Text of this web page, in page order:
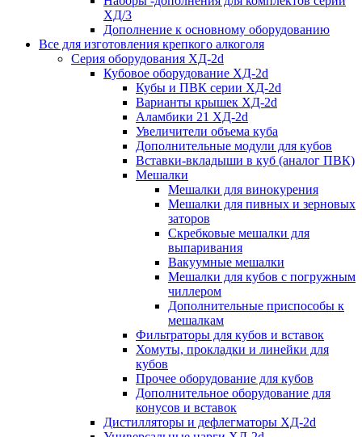
ХД/3
Дополнение к основному оборудованию
Все для изготовления крепкого алкоголя
Серия оборудования ХД-2d
Кубовое оборудование ХД-2d
Кубы и ПВК серии ХД-2d
Варианты крышек ХД-2d
Аламбики 21 ХД-2d
Увеличители объема куба
Дополнительные модули для кубов
Вставки-вкладыши в куб (аналог ПВК)
Мешалки
Мешалки для винокурения
Мешалки для пивных и зерновых
заторов
Скребковые мешалки для
выпаривания
Вакуумные мешалки
Мешалки для кубов с погружным
чиллером
Дополнительные приспособы к
мешалкам
Фильтраторы для кубов и вставок
Хомуты, прокладки и линейки для
кубов
Прочее оборудование для кубов
Дополнительное оборудование для
конусов и вставок
Дистилляторы и дефлегматоры ХД-2d